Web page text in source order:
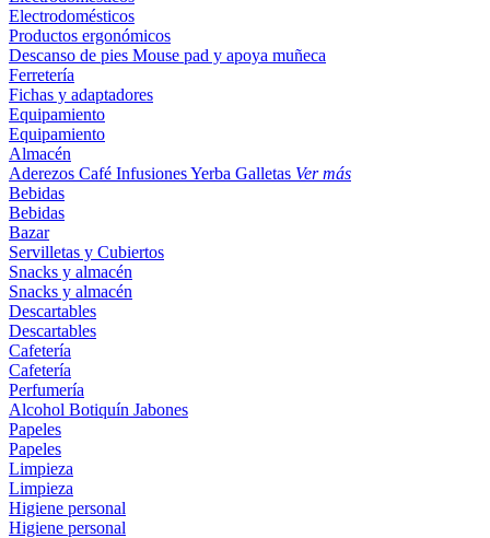
Electrodomésticos
Productos ergonómicos
Descanso de pies Mouse pad y apoya muñeca
Ferretería
Fichas y adaptadores
Equipamiento
Equipamiento
Almacén
Aderezos Café InfusionesYerba Galletas Ver más
Bebidas
Bebidas
Bazar
Servilletas y Cubiertos
Snacks y almacén
Snacks y almacén
Descartables
Descartables
Cafetería
Cafetería
Perfumería
Alcohol Botiquín Jabones
Papeles
Papeles
Limpieza
Limpieza
Higiene personal
Higiene personal